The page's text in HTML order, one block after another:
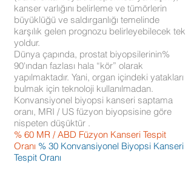
kanser varlığını belirleme ve tümörlerin
büyüklüğü ve saldırganlığı temelinde
karşılık gelen prognozu belirleyebilecek tek
yoldur.
Dünya çapında, prostat biyopsilerinin%
90'ından fazlası hala “kör” olarak
yapılmaktadır. Yani, organ içindeki yatakları
bulmak için teknoloji kullanılmadan.
Konvansiyonel biyopsi kanseri saptama
oranı, MRI / US füzyon biyopsisine göre
nispeten düşüktür .
% 60 MR / ABD Füzyon Kanseri Tespit
Oranı % 30 Konvansiyonel Biyopsi Kanseri
Tespit Oranı